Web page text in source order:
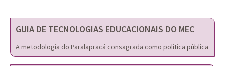
GUIA DE TECNOLOGIAS EDUCACIONAIS DO MEC
A metodologia do Paralapracá consagrada como política pública